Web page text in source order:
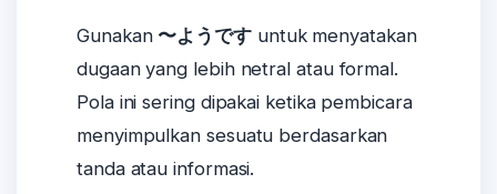
Gunakan 〜ようですuntuk menyatakan
dugaan yang lebih netral atau formal.
Pola ini sering dipakai ketika pembicara
menyimpulkan sesuatu berdasarkan
tanda atau informasi.